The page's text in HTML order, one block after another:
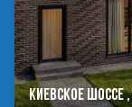
КИЕВСКОЕ ШОССЕ